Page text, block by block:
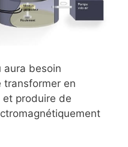
aura besoin
transformer en
et produire de